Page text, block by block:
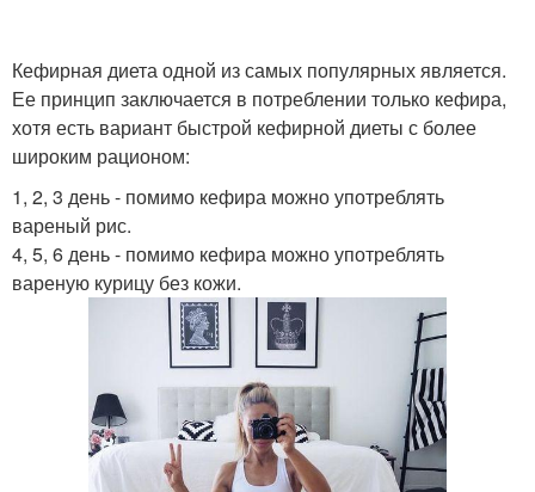
Кефирная диета одной из самых популярных является.
Ее принцип заключается в потреблении только кефира,
хотя есть вариант быстрой кефирной диеты с более
широким рационом:
1, 2, 3 день - помимо кефира можно употреблять
вареный рис.
4, 5, 6 день - помимо кефира можно употреблять
вареную курицу без кожи.